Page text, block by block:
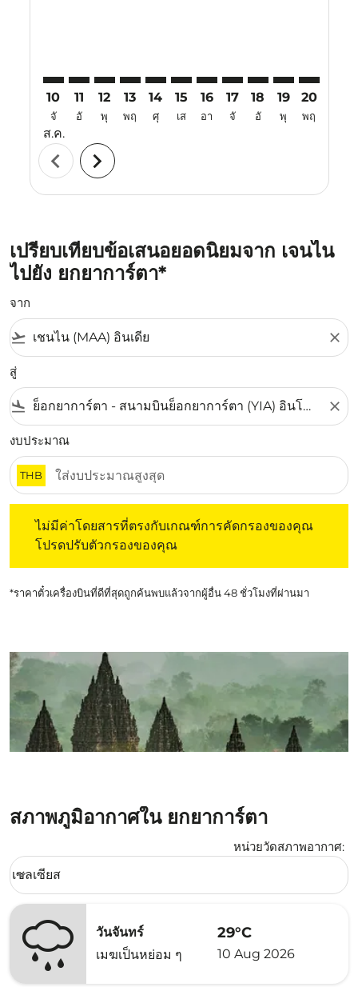
10
จั
ส.ค.
11
อั
12
พุ
13
พฤ
14
ศุ
15
เส
16
อา
17
จั
18
อั
19
พุ
20
พฤ
chevron_left chevron_right
เปรียบเทียบข้อเสนอยอดนิยมจาก เจนไน
ไปยัง ยกยาการ์ตา*
จาก
flight_takeoff close
สู่
flight_land close
งบประมาณ
THB
ไม่มีค่าโดยสารที่ตรงกับเกณฑ์การคัดกรองของคุณ
โปรดปรับตัวกรองของคุณ
*ราคาตั๋วเครื่องบินที่ดีที่สุดถูกค้นพบแล้วจากผู้อื่น 48 ชั่วโมงที่ผ่านมา
สภาพภูมิอากาศใน ยกยาการ์ตา
หน่วยวัดสภาพอากาศ:
Weather unit option เซลเซียส Selected
เซลเซียส
keyboard_arrow_down
วันจันทร์
เมฆเป็นหย่อม ๆ
29°C
10 Aug 2026